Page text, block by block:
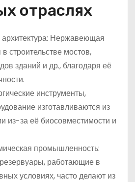
отраслях
Нержавеющая
в строительстве мостов,
зданий и др., благодаря её
инструменты,
изготавливаются из
из-за её биосовместимости и
промышленность:
работающие в
условиях, часто делают из